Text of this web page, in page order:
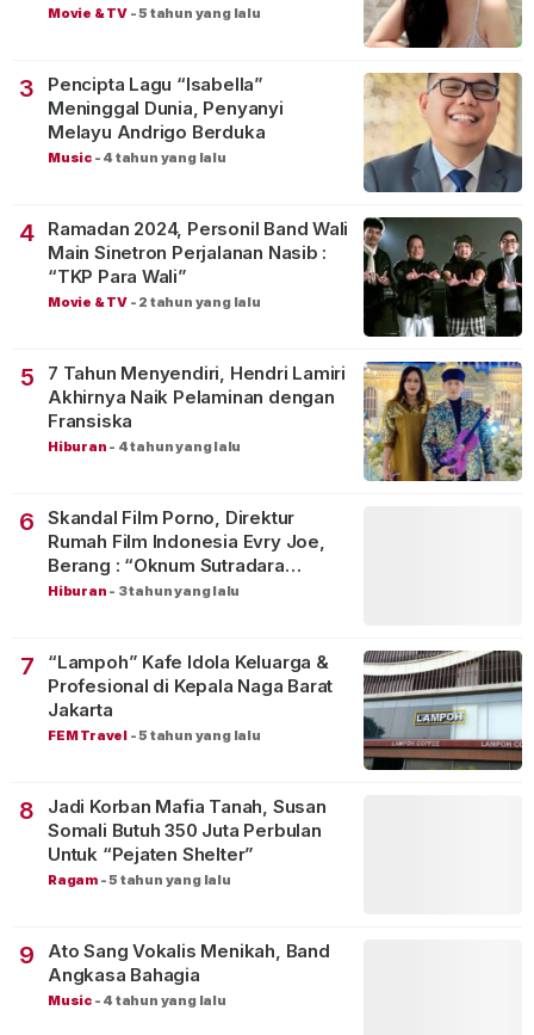
Movie & TV -5 tahun yang lalu
3
Pencipta Lagu “Isabella”
Meninggal Dunia, Penyanyi
Melayu Andrigo Berduka
Music - 4 tahun yang lalu
4
Ramadan 2024, Personil Band Wali
Main Sinetron Perjalanan Nasib :
“TKP Para Wali”
Movie & TV - 2 tahun yang lalu
5
7 Tahun Menyendiri, Hendri Lamiri
Akhirnya Naik Pelaminan dengan
Fransiska
Hiburan - 4 tahun yang lalu
6
Skandal Film Porno, Direktur
Rumah Film Indonesia Evry Joe,
Berang : “Oknum Sutradara
Merusak Perfilman Indonesia”!
Hiburan - 3 tahun yang lalu
7
“Lampoh” Kafe Idola Keluarga &
Profesional di Kepala Naga Barat
Jakarta
FEM Travel -5 tahun yang lalu
8
Jadi Korban Mafia Tanah, Susan
Somali Butuh 350 Juta Perbulan
Untuk “Pejaten Shelter”
Ragam -5 tahun yang lalu
9
Ato Sang Vokalis Menikah, Band
Angkasa Bahagia
Music - 4 tahun yang lalu